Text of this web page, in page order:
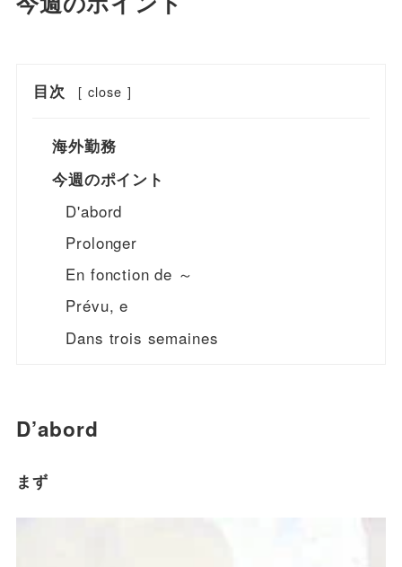
目次 [ close ]
海外勤務
今週のポイント
D'abord
Prolonger
En fonction de ～
Prévu, e
Dans trois semaines
D’abord
まず